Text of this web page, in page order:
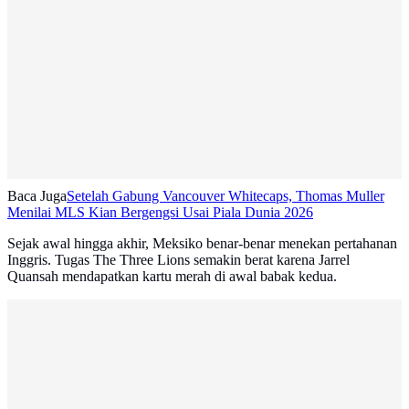
Baca JugaSetelah Gabung Vancouver Whitecaps, Thomas Muller
Menilai MLS Kian Bergengsi Usai Piala Dunia 2026
Sejak awal hingga akhir, Meksiko benar-benar menekan pertahanan
Inggris. Tugas The Three Lions semakin berat karena Jarrel
Quansah mendapatkan kartu merah di awal babak kedua.